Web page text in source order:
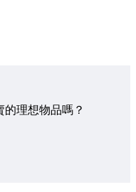
理想物品嗎？